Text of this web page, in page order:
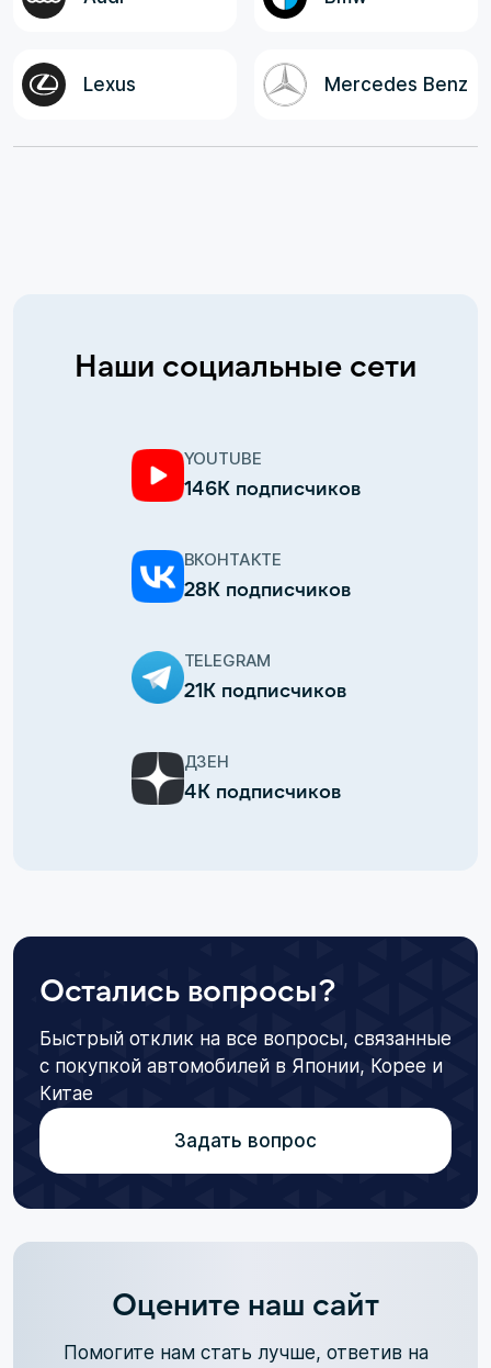
Lexus Mercedes Benz
Наши социальные сети
YOUTUBE
146К подписчиков
ВКОНТАКТЕ
28К подписчиков
TELEGRAM
21К подписчиков
ДЗЕН
4К подписчиков
Остались вопросы?
Быстрый отклик на все вопросы, связанные
с покупкой автомобилей в Японии, Корее и
Китае
Задать вопрос
Оцените наш сайт
Помогите нам стать лучше, ответив на